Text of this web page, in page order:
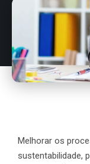
Melhorar os
sustentabilidade,